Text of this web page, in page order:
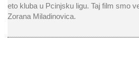
eto kluba u Pcinjsku ligu. Taj film smo
Zorana Miladinovica.